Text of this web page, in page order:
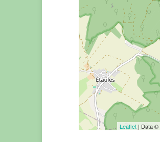
Leaflet | Data ©